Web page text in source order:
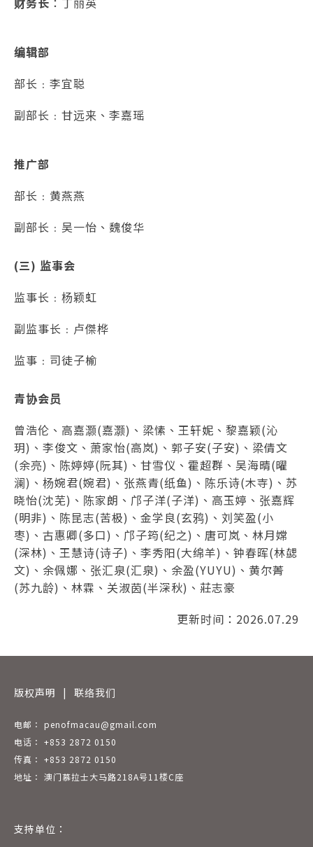
编辑部
部长﹕李宜聪
副部长﹕甘远来、李嘉瑶
推广部
部长﹕黄燕燕
副部长﹕吴一怡、魏俊华
(三) 监事会
监事长﹕杨颖虹
副监事长﹕卢傑桦
监事﹕司徒子榆
青协会员
曾浩伦、高嘉灏(嘉灏)、梁愫、王轩妮、黎嘉颖(沁
玥)、李俊文、萧家怡(高岚)、郭子安(子安)、梁倩文
(余亮)、陈婷婷(阮其)、甘雪仪、霍超群、吴海晴(曜
澜)、杨婉君(婉君)、张燕青(纸鱼)、陈乐诗(木寺)、苏
晓怡(沈芜)、陈家朗、邝子洋(子洋)、高玉婷、张嘉辉
(明非)、陈昆志(苦极)、金学良(玄鸦)、刘笑盈(小
枣)、古惠卿(多口)、邝子筠(纪之)、唐可岚、林月嫦
(深林)、王慧诗(诗子)、李秀阳(大绵羊)、钟春晖(林勰
文)、余佩娜、张汇泉(汇泉)、余盈(YUYU)、黄尔菁
(苏九龄)、林霖、关淑茵(半深秋)、莊志豪
更新时间：2026.07.29
版权声明 | 联络我们
电邮： penofmacau@gmail.com
电话： +853 2872 0150
传真： +853 2872 0150
地址： 澳门慕拉士大马路218A号11楼C座
支持单位：